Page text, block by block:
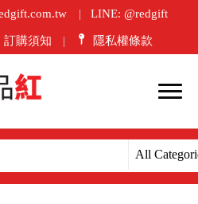
LINE: @redgift
訂購須知 隱私權條款